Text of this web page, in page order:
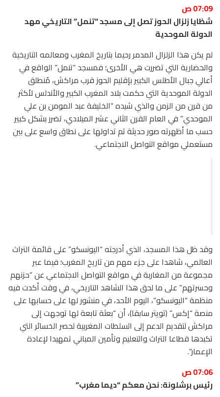
07:09 ص
شظايا زلزال الحوز تصل إلى مسجد “تنمل” التاريخي مهد
الدولة الموحدية
لم يكن هذا الزلزال المدمر رحيما بتاريخ المغرب ومعالمه التاريخية
والحضارية التي تضررت هي الأخرى؛ فمسجد “تنمل” الواقع في
أعالي جبال الأطلس الكبير بإقليم الحوز قرب مراكش، مُنطلق
الدولة الموحدية التي حكمت بلاد المغرب الكبير والأندلس لأكثر
من قرن من الزمن والذي شيده “الخليفة عبد المومن بن علي
الموحدي” في العام القرن الثاني عشر الميلادي، تضرر بشكل كبير
حسب ما أظهرته صور حديثة تم تداولها على نطاق واسع على بين
مستعملي مواقع التواصل الاجتماعي.
وقد ظل هذا المسجد، الذي أدرجته “اليونسكو” على قائمة التراث
العالمي، شاهدا على جزء مهم من تاريخ المغرب؛ فيما عبر
مجموعة من المغاربة في مواقع التواصل الاجتماعي عن “حزنهم
وحسرتهم” على ما لحق هذا الشاهد التاريخي، في وقت أكدت فيه
منظمة “اليونسكو”، اليوم الأحد، في منشور لها على حسابها على
منصة “إكس” (تويتر سابقا)، أن “بعثة تابعة لها توجهت إلى
مراكش لتقديم الدعم إلى السلطات المغربية لحصر الخسائر التي
تكبدها قطاعا التراث والتعليم وتأمين المباني تمهيدا لإعادة
الإعمار”.
07:06 ص
رئيس برشلونة: نحن معكم “ديما مغرب”